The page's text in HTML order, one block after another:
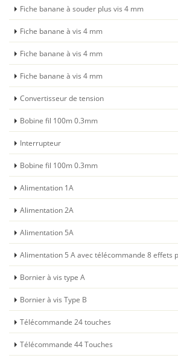
Fiche banane à souder plus vis 4 mm
Fiche banane à vis 4 mm
Fiche banane à vis 4 mm
Fiche banane à vis 4 mm
Convertisseur de tension
Bobine fil 100m 0.3mm
Interrupteur
Bobine fil 100m 0.3mm
Alimentation 1A
Alimentation 2A
Alimentation 5A
Alimentation 5 A avec télécommande 8 effets
Bornier à vis type A
Bornier à vis Type B
Télécommande 24 touches
Télécommande 44 Touches